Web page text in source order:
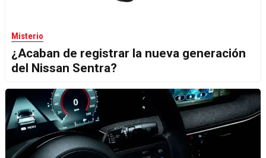
Misterio
¿Acaban de registrar la nueva generación
del Nissan Sentra?